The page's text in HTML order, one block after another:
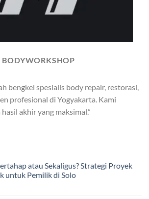
bengkel spesialis body repair, restorasi,
profesional di Yogyakarta. Kami
akhir yang maksimal.”
atau Sekaligus? Strategi Proyek
untuk Pemilik di Solo